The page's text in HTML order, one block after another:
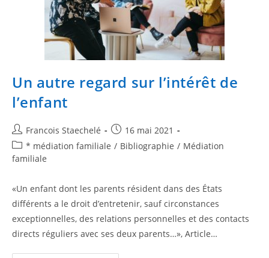
Un autre regard sur l’intérêt de
l’enfant
Francois Staechelé
16 mai 2021
* médiation familiale / Bibliographie / Médiation
familiale
«Un enfant dont les parents résident dans des États
diﬀérents a le droit d’entretenir, sauf circonstances
exceptionnelles, des relations personnelles et des contacts
directs réguliers avec ses deux parents…», Article…